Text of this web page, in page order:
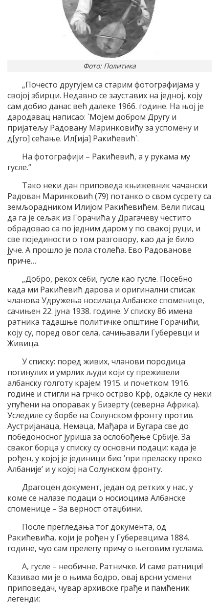
Фото: Политика
„Почесто другујем са старим фотографијама у
својој збирци. Недавно се зауставих на једној, коју
сам добио данас већ далеке 1966. године. На њој је
дародавац написао: `Мојем добром Другу и
пријатељу Радовану Маринковићу за успомену и
д[уго] сећање. Ил[ија] Ракићевић`.
На фотографији – Ракићевић, а у рукама му
гусле.”
Тако неки дан приповеда књижевник чачански
Радован Маринковић (79) потанко о свом сусрету са
земљорадником Илијом Ракићевићем. Вели писац
да га је сељак из Горачића у Драгачеву честито
обрадовао са по једним даром у по свакој руци, и
све појединости о том разговору, као да је било
јуче. А прошло је пола столећа. Ево Радованове
приче…
„Добро, рекох себи, гусле као гусле. Посебно
када ми Ракићевић дарова и оригинални списак
чланова Удружења носилаца Албанске споменице,
сачињен 22. јуна 1938. године. У списку 86 имена
ратника тадашње политичке општине Горачићи,
коју су, поред овог села, сачињавали Губеревци и
Живица.
У списку: поред живих, чланови породица
погинулих и умрлих људи који су преживели
албанску голготу крајем 1915. и почетком 1916.
године и стигли на грчко острво Крф, одакле су неки
упућени на опоравак у Бизерту (северна Африка).
Уследиле су борбе на Солунском фронту против
Аустријанаца, Немаца, Мађара и Бугара све до
победоносног јуриша за ослобођење Србије. За
сваког борца у списку су основни подаци: када је
рођен, у којој је јединици био ’при преласку преко
Албаније’ и у којој на Солунском фронту.
Драгоцен документ, један од ретких у нас, у
коме се налазе подаци о носиоцима Албанске
споменице – За верност отаџбини.
После прегледања тог документа, од
Ракићевића, који је рођен у Губеревцима 1884.
године, чуо сам прелепу причу о његовим гуслама.
А, гусле – необичне. Ратничке. И саме ратници!
Казивао ми је о њима бодро, овај врсни усмени
приповедач, чувар архивске грађе и памћеник
легенди: